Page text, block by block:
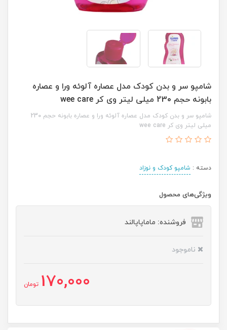
شامپو سر و بدن کودک مدل عصاره آلوئه ورا و عصاره
بابونه حجم 230 میلی لیتر وی کر wee care
شامپو سر و بدن کودک مدل عصاره آلوئه ورا و عصاره بابونه حجم 230
میلی لیتر وی کر wee care
دسته : شامپو کودک و نوزاد
ویژگی‌های محصول
فروشنده: ماماپاپالند
ناموجود
170,000 تومان